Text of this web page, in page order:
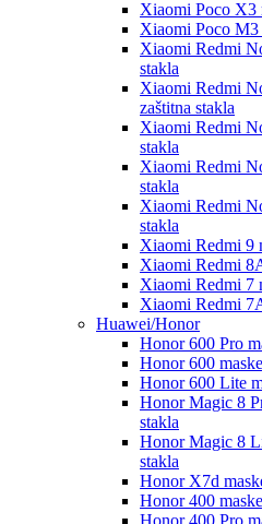
Xiaomi Poco X3
Xiaomi Poco M3
Xiaomi Redmi
stakla
Xiaomi Redmi
zaštitna stakla
Xiaomi Redmi
stakla
Xiaomi Redmi
stakla
Xiaomi Redmi
stakla
Xiaomi Redmi 9
Xiaomi Redmi
Xiaomi Redmi 7
Xiaomi Redmi
Huawei/Honor
Honor 600 Pro
Honor 600
Honor 600 Lite
Honor Magic 8
stakla
Honor Magic 8
stakla
Honor X7d
Honor 400
Honor 400 Pro